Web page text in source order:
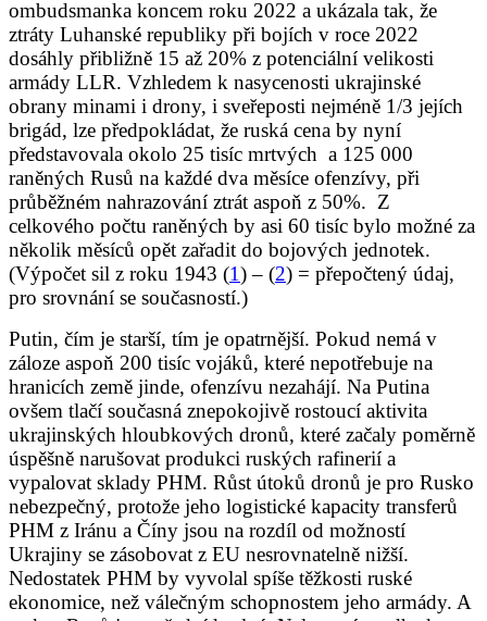
ombudsmanka koncem roku 2022 a ukázala tak, že
ztráty Luhanské republiky při bojích v roce 2022
dosáhly přibližně 15 až 20% z potenciální velikosti
armády LLR. Vzhledem k nasycenosti ukrajinské
obrany minami i drony, i sveřeposti nejméně 1/3 jejích
brigád, lze předpokládat, že ruská cena by nyní
představovala okolo 25 tisíc mrtvých a 125 000
raněných Rusů na každé dva měsíce ofenzívy, při
průběžném nahrazování ztrát aspoň z 50%. Z
celkového počtu raněných by asi 60 tisíc bylo možné za
několik měsíců opět zařadit do bojových jednotek.
(Výpočet sil z roku 1943 (1) – (2) = přepočtený údaj,
pro srovnání se současností.)
Putin, čím je starší, tím je opatrnější. Pokud nemá v
záloze aspoň 200 tisíc vojáků, které nepotřebuje na
hranicích země jinde, ofenzívu nezahájí. Na Putina
ovšem tlačí současná znepokojivě rostoucí aktivita
ukrajinských hloubkových dronů, které začaly poměrně
úspěšně narušovat produkci ruských rafinerií a
vypalovat sklady PHM. Růst útoků dronů je pro Rusko
nebezpečný, protože jeho logistické kapacity transferů
PHM z Iránu a Číny jsou na rozdíl od možností
Ukrajiny se zásobovat z EU nesrovnatelně nižší.
Nedostatek PHM by vyvolal spíše těžkosti ruské
ekonomice, než válečným schopnostem jeho armády. A